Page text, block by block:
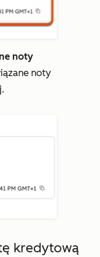
noty
noty
kredytową